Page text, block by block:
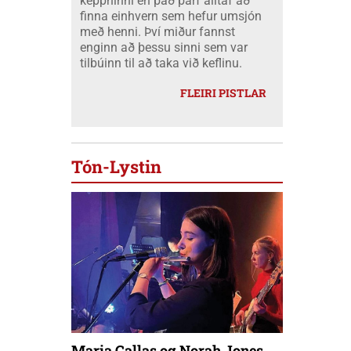
finna einhvern sem hefur umsjón
með henni. Því miður fannst
enginn að þessu sinni sem var
tilbúinn til að taka við keflinu.
FLEIRI PISTLAR
Tón-Lystin